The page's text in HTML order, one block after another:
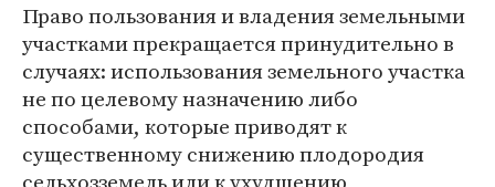
Право пользования и владения земельными
участками прекращается принудительно в
случаях: использования земельного участка
не по целевому назначению либо
способами, которые приводят к
существенному снижению плодородия